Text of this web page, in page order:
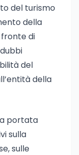
del turismo
della
fronte di
del
della
portata
sulla
sulle